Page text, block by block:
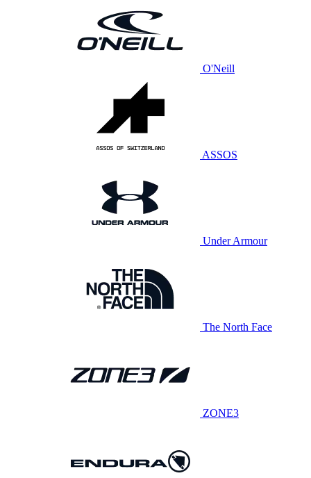
O'Neill
ASSOS
Under Armour
The North Face
ZONE3